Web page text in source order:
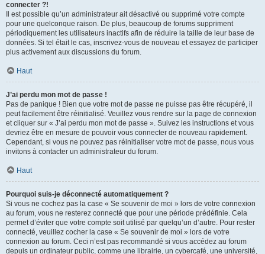
connecter ?!
Il est possible qu’un administrateur ait désactivé ou supprimé votre compte
pour une quelconque raison. De plus, beaucoup de forums suppriment
périodiquement les utilisateurs inactifs afin de réduire la taille de leur base de
données. Si tel était le cas, inscrivez-vous de nouveau et essayez de participer
plus activement aux discussions du forum.
Haut
J’ai perdu mon mot de passe !
Pas de panique ! Bien que votre mot de passe ne puisse pas être récupéré, il
peut facilement être réinitialisé. Veuillez vous rendre sur la page de connexion
et cliquer sur « J’ai perdu mon mot de passe ». Suivez les instructions et vous
devriez être en mesure de pouvoir vous connecter de nouveau rapidement.
Cependant, si vous ne pouvez pas réinitialiser votre mot de passe, nous vous
invitons à contacter un administrateur du forum.
Haut
Pourquoi suis-je déconnecté automatiquement ?
Si vous ne cochez pas la case « Se souvenir de moi » lors de votre connexion
au forum, vous ne resterez connecté que pour une période prédéfinie. Cela
permet d’éviter que votre compte soit utilisé par quelqu’un d’autre. Pour rester
connecté, veuillez cocher la case « Se souvenir de moi » lors de votre
connexion au forum. Ceci n’est pas recommandé si vous accédez au forum
depuis un ordinateur public, comme une librairie, un cybercafé, une université,